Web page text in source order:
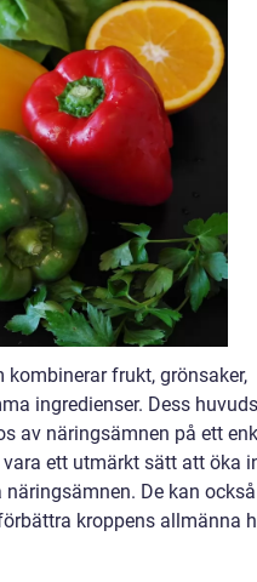
frukt, grönsaker,
ingredienser. Dess
av näringsämnen på ett
ett utmärkt sätt att öka
De kan
kroppens allmänna